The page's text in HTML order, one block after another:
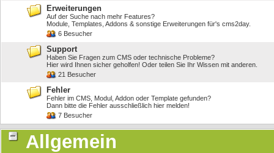
Erweiterungen
Auf der Suche nach mehr Features?
Module, Templates, Addons & sonstige Erweiterungen für's cms2day.
6 Besucher
Support
Haben Sie Fragen zum CMS oder technische Probleme?
Hier wird Ihnen sicher geholfen! Oder teilen Sie Ihr Wissen mit anderen.
21 Besucher
Fehler
Fehler im CMS, Modul, Addon oder Template gefunden?
Dann bitte die Fehler ausschließlich hier melden!
7 Besucher
Allgemein